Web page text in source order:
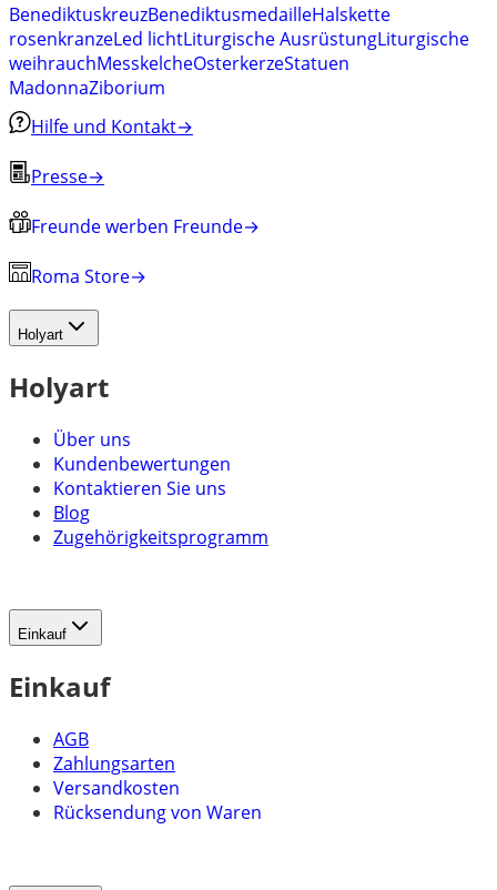
BenediktuskreuzBenediktusmedailleHalskette
rosenkranzeLed lichtLiturgische AusrüstungLiturgische
weihrauchMesskelcheOsterkerzeStatuen
MadonnaZiborium
Hilfe und Kontakt→
Presse→
Freunde werben Freunde→
Roma Store→
Holyart
Holyart
Über uns
Kundenbewertungen
Kontaktieren Sie uns
Blog
Zugehörigkeitsprogramm
Einkauf
Einkauf
AGB
Zahlungsarten
Versandkosten
Rücksendung von Waren